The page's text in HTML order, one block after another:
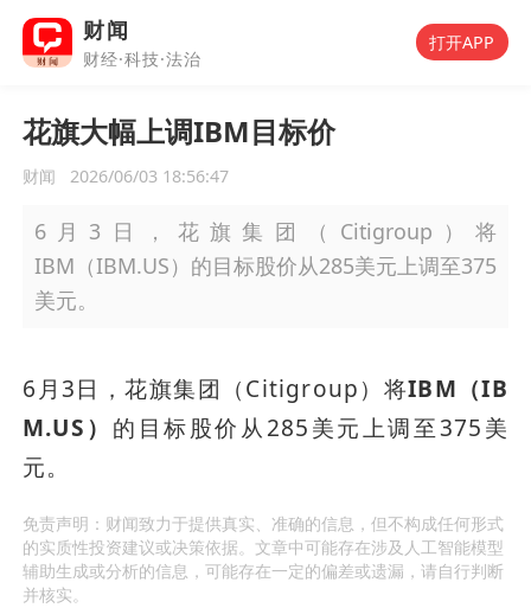
财闻
财经·科技·法治
打开APP
花旗大幅上调IBM目标价
财闻 2026/06/03 18:56:47
6月3日，花旗集团（Citigroup）将
IBM（IBM.US）的目标股价从285美元上调至375
美元。
6月3日，花旗集团（Citigroup）将IBM（IB
M.US） 的目标股价从285美元上调至375美
元。
免责声明：财闻致力于提供真实、准确的信息，但不构成任何形式
的实质性投资建议或决策依据。文章中可能存在涉及人工智能模型
辅助生成或分析的信息，可能存在一定的偏差或遗漏，请自行判断
并核实。